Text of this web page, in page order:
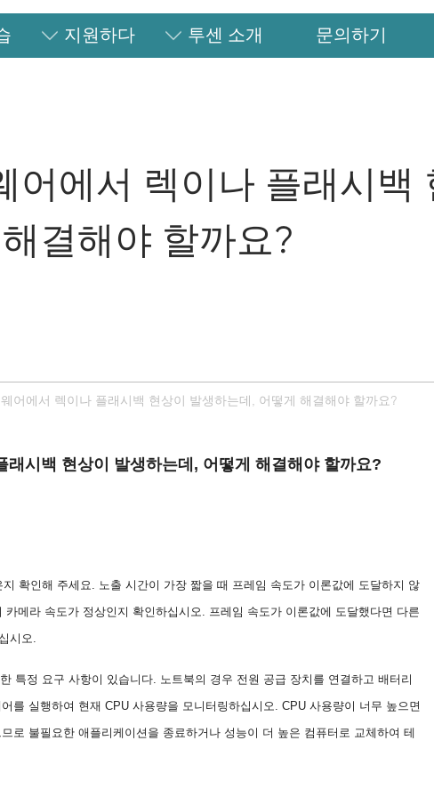
지원하다 투센 소개 문의하기
어에서 렉이나 플래시백
결해야 할까요?
어에서 렉이나 플래시백 현상이 발생하는데, 어떻게 해결해야 할까요?
래시백 현상이 발생하는데, 어떻게 해결해야 할까요?
확인해 주세요. 노출 시간이 가장 짧을 때 프레임 속도가 이론값에 도달하지 않
메라 속도가 정상인지 확인하십시오. 프레임 속도가 이론값에 도달했다면 다른
시오.
특정 요구 사항이 있습니다. 노트북의 경우 전원 공급 장치를 연결하고 배터리
를 실행하여 현재 CPU 사용량을 모니터링하십시오. CPU 사용량이 너무 높으면
로 불필요한 애플리케이션을 종료하거나 성능이 더 높은 컴퓨터로 교체하여 테